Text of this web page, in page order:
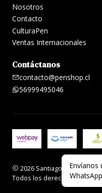
Nosotros
Contacto
CulturaPen
Ventas Internacionales
Contáctanos
contacto@penshop.cl
56999495046
2026 Santiago Penshop
Todos los derechos
Envíanos
WhatsApp